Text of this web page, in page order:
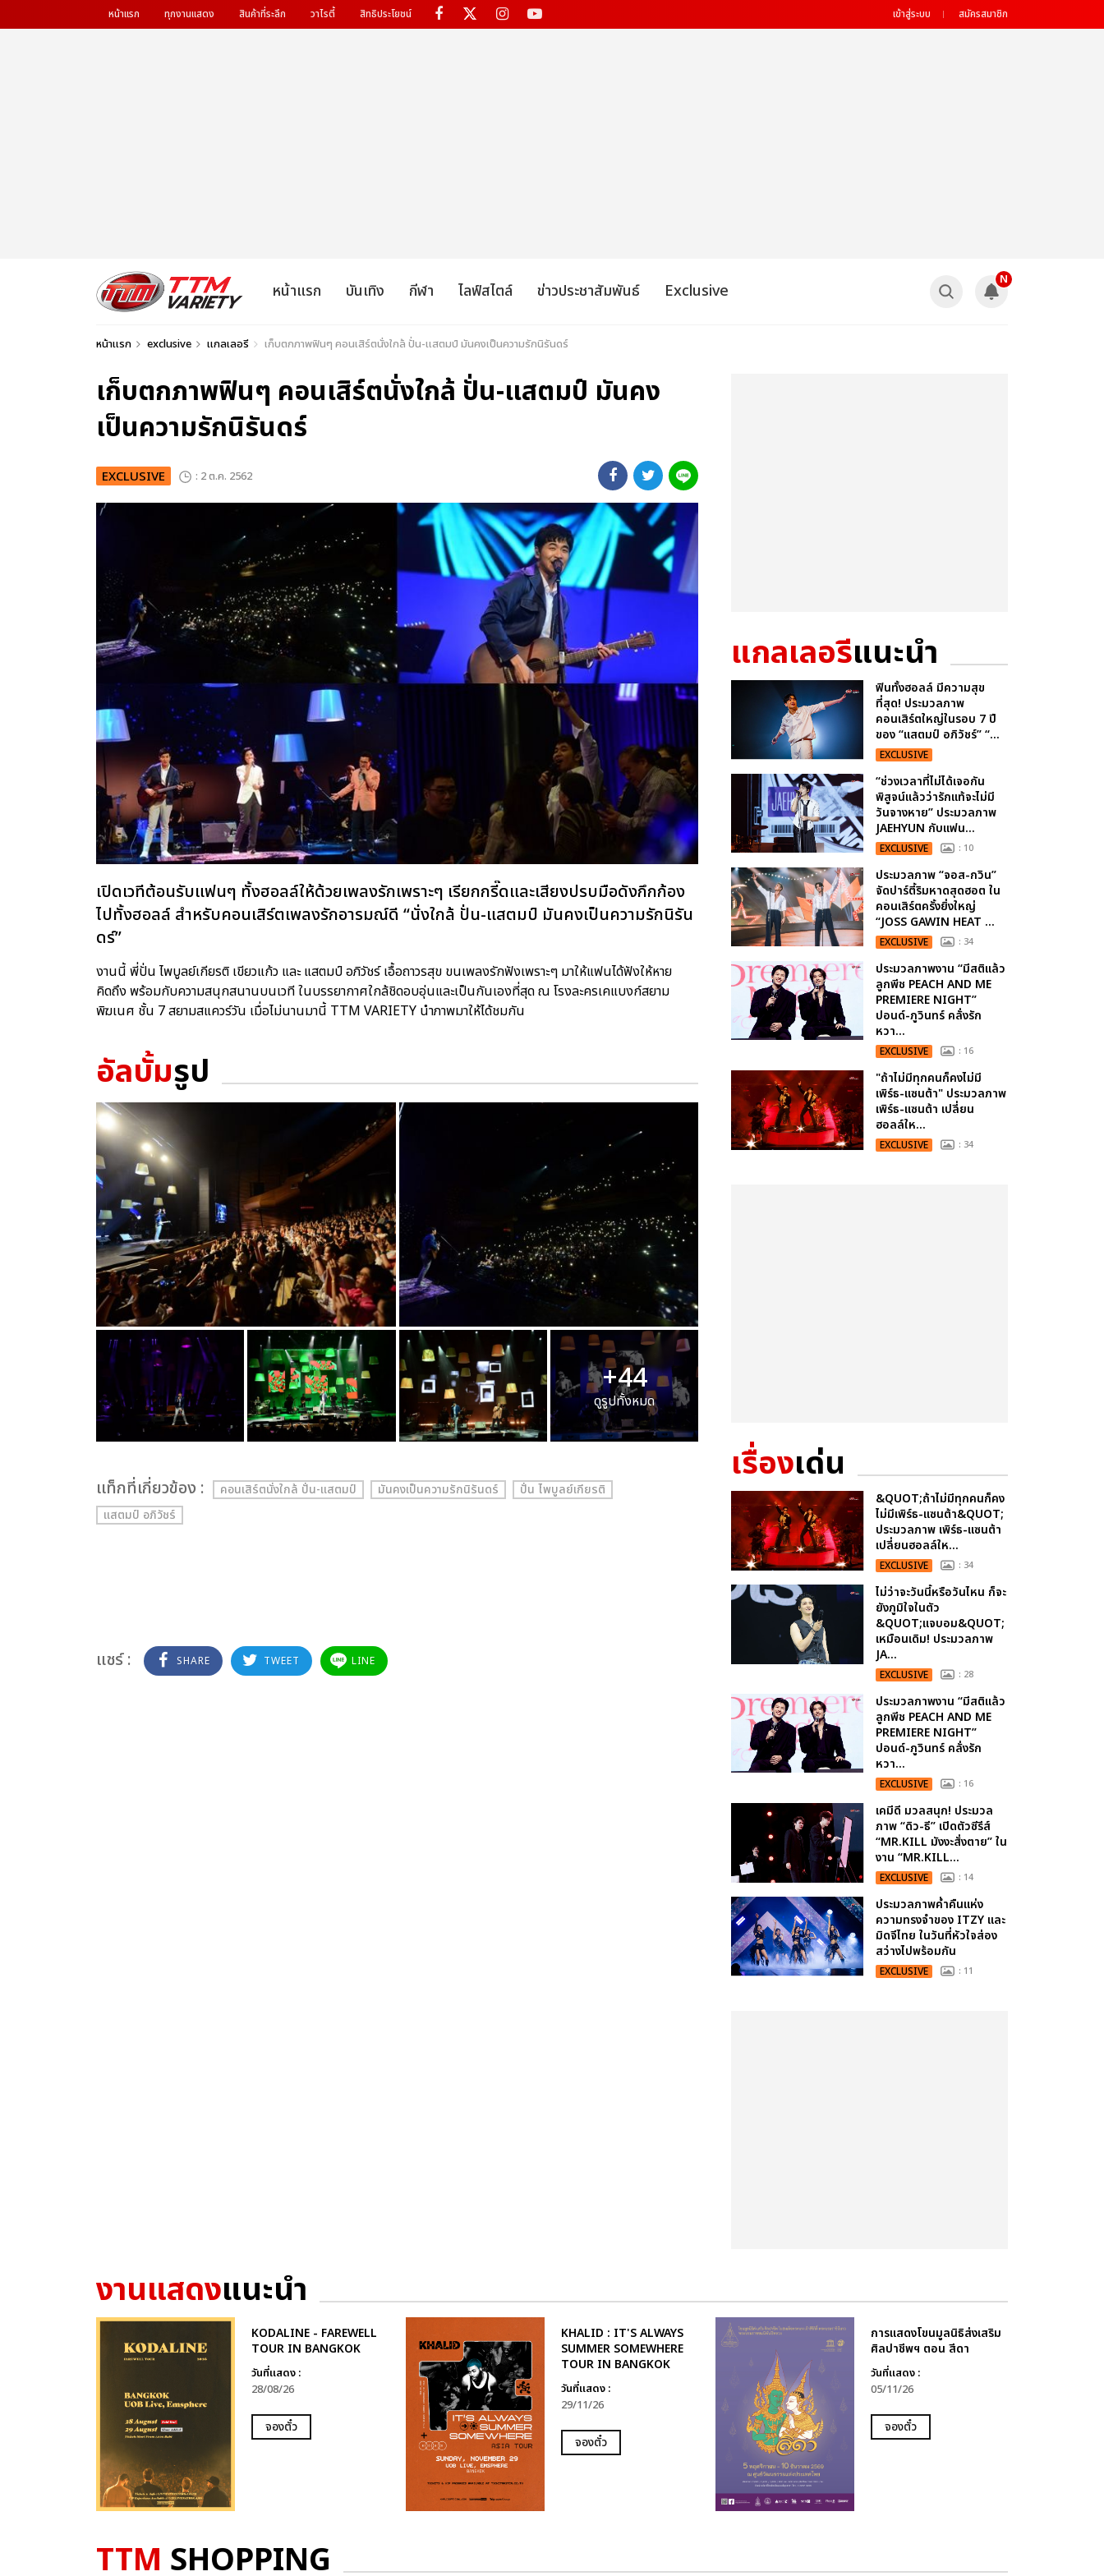
หน้าแรก ทุกงานแสดง สินค้าที่ระลึก วาไรตี้ สิทธิประโยชน์ เข้าสู่ระบบ สมัครสมาชิก
หน้าแรก บันเทิง กีฬา ไลฟ์สไตล์ ข่าวประชาสัมพันธ์ Exclusive
N
หน้าแรก exclusive แกลเลอรี เก็บตกภาพฟินๆ คอนเสิร์ตนั่งใกล้ ปั่น-แสตมป์ มันคงเป็นความรักนิรันดร์
เก็บตกภาพฟินๆ คอนเสิร์ตนั่งใกล้ ปั่น-แสตมป์ มันคง
เป็นความรักนิรันดร์
EXCLUSIVE : 2 ต.ค. 2562
เปิดเวทีต้อนรับแฟนๆ ทั้งฮอลล์ให้ด้วยเพลงรักเพราะๆ เรียกกรี๊ดและเสียงปรบมือดังกึกก้อง
ไปทั้งฮอลล์ สำหรับคอนเสิร์ตเพลงรักอารมณ์ดี “นั่งใกล้ ปั่น-แสตมป์ มันคงเป็นความรักนิรัน
ดร์”
งานนี้ พี่ปั่น ไพบูลย์เกียรติ เขียวแก้ว และ แสตมป์ อภิวัชร์ เอื้อถาวรสุข ขนเพลงรักฟังเพราะๆ มาให้แฟนได้ฟังให้หาย
คิดถึง พร้อมกับความสนุกสนานบนเวที ในบรรยากาศใกล้ชิดอบอุ่นและเป็นกันเองที่สุด ณ โรงละครเคแบงก์สยาม
พิฆเนศ ชั้น 7 สยามสแควร์วัน เมื่อไม่นานมานี้ TTM VARIETY นำภาพมาให้ได้ชมกัน
อัลบั้มรูป
+44
ดูรูปทั้งหมด
เเท็กที่เกี่ยวข้อง : คอนเสิร์ตนั่งใกล้ ปั่น-แสตมป์ มันคงเป็นความรักนิรันดร์
ปั่น ไพบูลย์เกียรติ
แสตมป์ อภิวัชร์
แชร์ : SHARE TWEET LINE
แกลเลอรีแนะนำ
ฟินทั้งฮอลล์ มีความสุข
ที่สุด! ประมวลภาพ
คอนเสิร์ตใหญ่ในรอบ 7 ปี
ของ “แสตมป์ อภิวัชร์” “...
EXCLUSIVE
“ช่วงเวลาที่ไม่ได้เจอกัน
พิสูจน์แล้วว่ารักแท้จะไม่มี
วันจางหาย” ประมวลภาพ
JAEHYUN กับแฟน...
EXCLUSIVE : 10
ประมวลภาพ “จอส-กวิน”
จัดปาร์ตี้ริมหาดสุดฮอต ใน
คอนเสิร์ตครั้งยิ่งใหญ่
“JOSS GAWIN HEAT ...
EXCLUSIVE : 34
ประมวลภาพงาน “มีสติแล้ว
ลูกพีช PEACH AND ME
PREMIERE NIGHT”
ปอนด์-ภูวินทร์ คลั่งรัก
หวา...
EXCLUSIVE : 16
"ถ้าไม่มีทุกคนก็คงไม่มี
เพิร์ธ-แซนต้า" ประมวลภาพ
เพิร์ธ-แซนต้า เปลี่ยน
ฮอลล์ให...
EXCLUSIVE : 34
เรื่องเด่น
&QUOT;ถ้าไม่มีทุกคนก็คง
ไม่มีเพิร์ธ-แซนต้า&QUOT;
ประมวลภาพ เพิร์ธ-แซนต้า
เปลี่ยนฮอลล์ให...
EXCLUSIVE : 34
ไม่ว่าจะวันนี้หรือวันไหน ก็จะ
ยังภูมิใจในตัว
&QUOT;แจบอม&QUOT;
เหมือนเดิม! ประมวลภาพ
JA...
EXCLUSIVE : 28
ประมวลภาพงาน “มีสติแล้ว
ลูกพีช PEACH AND ME
PREMIERE NIGHT”
ปอนด์-ภูวินทร์ คลั่งรัก
หวา...
EXCLUSIVE : 16
เคมีดี มวลสนุก! ประมวล
ภาพ “ดิว-ธี” เปิดตัวซีรีส์
“MR.KILL มังงะสั่งตาย” ใน
งาน “MR.KILL...
EXCLUSIVE : 14
ประมวลภาพค่ำคืนแห่ง
ความทรงจำของ ITZY และ
มิดจีไทย ในวันที่หัวใจส่อง
สว่างไปพร้อมกัน
EXCLUSIVE : 11
งานแสดงแนะนำ
KODALINE - FAREWELL
TOUR IN BANGKOK
วันที่แสดง :
28/08/26
จองตั๋ว
KHALID : IT'S ALWAYS
SUMMER SOMEWHERE
TOUR IN BANGKOK
วันที่แสดง :
29/11/26
จองตั๋ว
การแสดงโขนมูลนิธิส่งเสริม
ศิลปาชีพฯ ตอน สีดา
วันที่แสดง :
05/11/26
จองตั๋ว
TTM SHOPPING